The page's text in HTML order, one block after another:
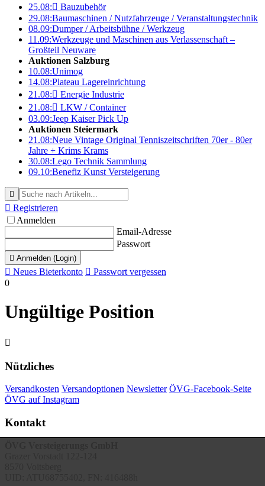
25.08: Bauzubehör
29.08:Baumaschinen / Nutzfahrzeuge / Veranstaltungstechnik
08.09:Dumper / Arbeitsbühne / Werkzeug
11.09:Werkzeuge und Maschinen aus Verlassenschaft –
Großteil Neuware
Auktionen Salzburg
10.08:Unimog
14.08:Plateau Lagereinrichtung
21.08: Energie Industrie
21.08: LKW / Container
03.09:Jeep Kaiser Pick Up
Auktionen Steiermark
21.08:Neue Vintage Original Tenniszeitschriften 70er - 80er
Jahre + Krims Krams
30.08:Lego Technik Sammlung
09.10:Benefiz Kunst Versteigerung

 Registrieren
Anmelden
Email-Adresse
Passwort
 Anmelden (Login)
 Neues Bieterkonto  Passwort vergessen
0
Ungültige Position

Nützliches
Versandkosten Versandoptionen Newsletter ÖVG-Facebook-Seite
ÖVG auf Instagram
Kontakt